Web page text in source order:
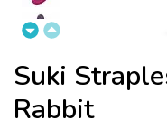
Suki
Rabbit